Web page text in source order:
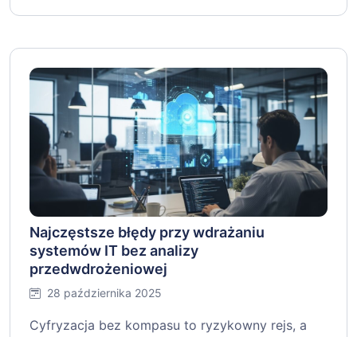
Najczęstsze błędy przy wdrażaniu
systemów IT bez analizy
przedwdrożeniowej
28 października 2025
Cyfryzacja bez kompasu to ryzykowny rejs, a